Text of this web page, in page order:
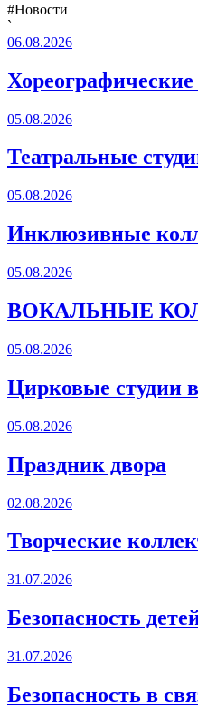
#Новости
`
06.08.2026
05.08.2026
Театральные
05.08.2026
Инклюзивные
05.08.2026
ВОКАЛЬНЫЕ
05.08.2026
Цирковые студии
05.08.2026
Праздник двора
02.08.2026
Творческие
31.07.2026
Безопасность
31.07.2026
Безопасность в